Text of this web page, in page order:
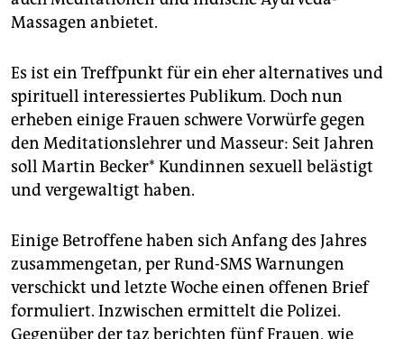
Massagen anbietet.
Es ist ein Treffpunkt für ein eher alternatives und
spirituell interessiertes Publikum. Doch nun
erheben einige Frauen schwere Vorwürfe gegen
den Medita­tions­lehrer und Masseur: Seit Jahren
soll Martin Becker* Kundinnen sexuell belästigt
und vergewaltigt haben.
Einige Betroffene haben sich Anfang des Jahres
zusammengetan, per Rund-SMS Warnungen
verschickt und letzte Woche einen offenen Brief
formuliert. Inzwischen ermittelt die Polizei.
Gegenüber der taz berichten fünf Frauen, wie